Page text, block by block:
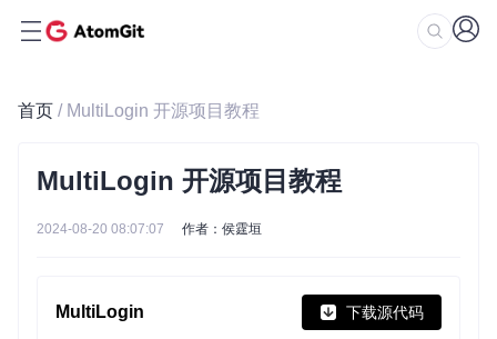
首页 / MultiLogin 开源项目教程
MultiLogin 开源项目教程
2024-08-20 08:07:07 作者：侯霆垣
MultiLogin 下载源代码